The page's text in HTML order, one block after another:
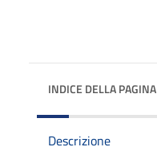
INDICE DELLA PAGINA
Descrizione